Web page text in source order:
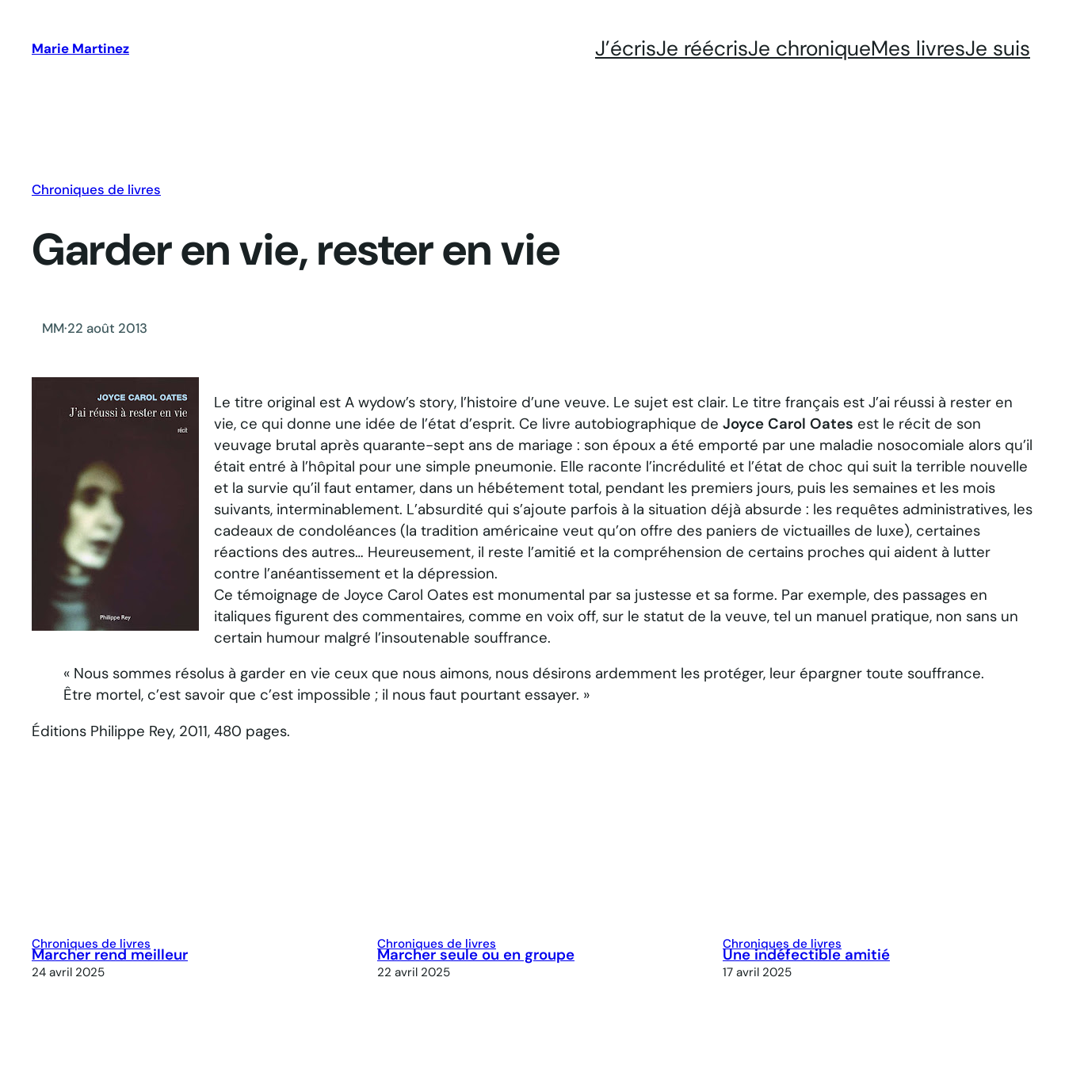
contenu
Marie Martinez J’écrisJe réécrisJe chroniqueMes livresJe suis
Chroniques de livres
Garder en vie, rester en vie
MM·22 août 2013
Le titre original est A wydow’s story, l’histoire d’une veuve. Le sujet est clair. Le titre français estJ’ai réussi à rester en
vie, ce qui donne une idée de l’état d’esprit. Ce livre autobiographique de Joyce Carol Oates est le récit de son
veuvage brutal après quarante-sept ans de mariage : son époux a été emporté par une maladie nosocomiale alors qu’il
était entré à l’hôpital pour une simple pneumonie. Elle raconte l’incrédulité et l’état de choc qui suit la terrible nouvelle
et la survie qu’il faut entamer, dans un hébétement total, pendant les premiers jours, puis les semaines et les mois
suivants, interminablement. L’absurdité qui s’ajoute parfois à la situation déjà absurde : les requêtes administratives, les
cadeaux de condoléances (la tradition américaine veut qu’on offre des paniers de victuailles de luxe), certaines
réactions des autres… Heureusement, il reste l’amitié et la compréhension de certains proches qui aident à lutter
contre l’anéantissement et la dépression.
Ce témoignage de Joyce Carol Oates est monumental par sa justesse et sa forme. Par exemple, des passages en
italiques figurent des commentaires, comme en voix off, sur le statut de la veuve, tel un manuel pratique, non sans un
certain humour malgré l’insoutenable souffrance.
« Nous sommes résolus à garder en vie ceux que nous aimons, nous désirons ardemment les protéger, leur épargner toute souffrance.
Être mortel, c’est savoir que c’est impossible ; il nous faut pourtant essayer. »
Éditions Philippe Rey, 2011, 480 pages.
Chroniques de livres
Marcher rend meilleur
24 avril 2025
Chroniques de livres
Marcher seule ou en groupe
22 avril 2025
Chroniques de livres
Une indéfectible amitié
17 avril 2025